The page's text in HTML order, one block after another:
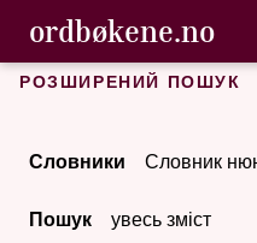
Перейти до
Доступність
ordbøkene.no,
Cловник букмола та Словник
Розширений пошук
Словники
Пошук